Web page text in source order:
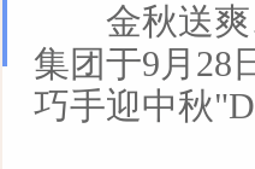
金秋送爽
集团于9月28
巧手迎中秋